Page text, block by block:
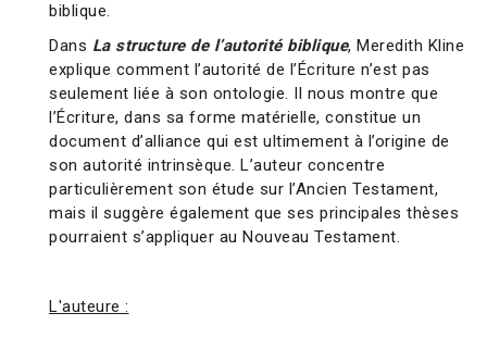
biblique.
Dans La structure de l’autorité biblique, Meredith Kline
explique comment l’autorité de l’Écriture n’est pas
seulement liée à son ontologie. Il nous montre que
l’Écriture, dans sa forme matérielle, constitue un
document d’alliance qui est ultimement à l’origine de
son autorité intrinsèque. L’auteur concentre
particulièrement son étude sur l’Ancien Testament,
mais il suggère également que ses principales thèses
pourraient s’appliquer au Nouveau Testament.
L'auteure :